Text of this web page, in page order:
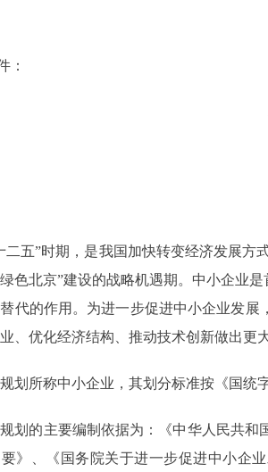
参与调查
北京概况
绿色北京
”时期，是我国加快转变经济发展方式
色北京”建设的战略机遇期。中小企业
代的作用。为进一步促进中小企业发
、优化经济结构、推动技术创新做出更
所称中小企业，其划分标准按《国统字
的主要编制依据为：《中华人民共和国
》、《国务院关于进一步促进中小企